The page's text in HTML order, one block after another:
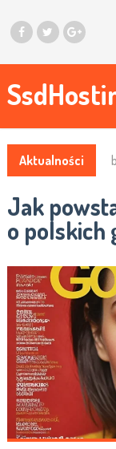
Aktualności
Jak
o polskich